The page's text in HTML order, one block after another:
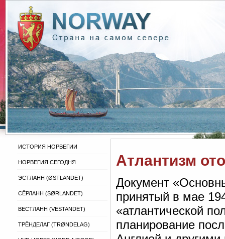
ИСТОРИЯ НОРВЕГИИ
НОРВЕГИЯ СЕГОДНЯ
ЭСТЛАНН (ØSTLANDET)
СЁРЛАНН (SØRLANDET)
ВЕСТЛАНН (VESTANDET)
ТРЁНДЕЛАГ (TRØNDELAG)
Атлантизм
Документ
принятый в мае
«атлантической
планирование